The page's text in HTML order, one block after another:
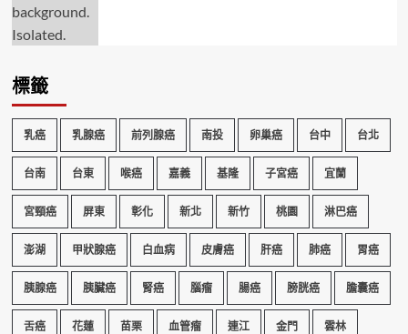
標籤
乳癌 乳腺癌 前列腺癌 南投 卵巢癌 台中 台北
台南 台東 喉癌 嘉義 基隆 子宮癌 宜蘭
宮頸癌 屏東 彰化 新北 新竹 桃園 淋巴癌
澎湖 甲狀腺癌 白血病 皮膚癌 肝癌 肺癌 胃癌
胰腺癌 胰臟癌 腎癌 腦瘤 腸癌 膀胱癌 膽囊癌
舌癌 花蓮 苗栗 血管瘤 連江 金門 雲林